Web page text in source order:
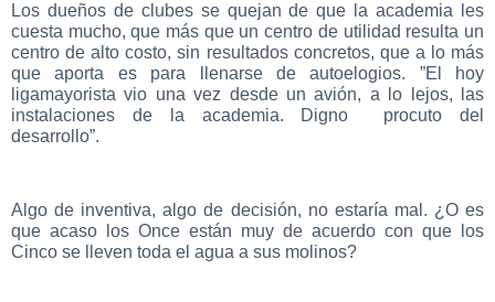
Los dueños de clubes se quejan de que la academia les
cuesta mucho, que más que un centro de utilidad resulta un
centro de alto costo, sin resultados concretos, que a lo más
que aporta es para llenarse de autoelogios. ”El hoy
ligamayorista vio una vez desde un avión, a lo lejos, las
instalaciones de la academia. Digno procuto del
desarrollo”.
Algo de inventiva, algo de decisión, no estaría mal. ¿O es
que acaso los Once están muy de acuerdo con que los
Cinco se lleven toda el agua a sus molinos?